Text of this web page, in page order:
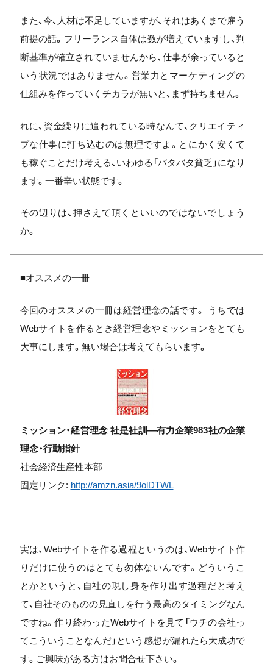
また、今、人材は不足していますが、それはあくまで雇う
前提の話。フリーランス自体は数が増えていますし、判
断基準が確立されていませんから、仕事が余っていると
いう状況ではありません。営業力とマーケティングの
仕組みを作っていくチカラが無いと、まず持ちません。
れに、資金繰りに追われている時なんて、クリエイティ
ブな仕事に打ち込むのは無理ですよ。とにかく安くて
も稼ぐことだけ考える、いわゆる「バタバタ貧乏」になり
ます。一番辛い状態です。
その辺りは、押さえて頂くといいのではないでしょう
か。
■オススメの一冊
今回のオススメの一冊は経営理念の話です。 うちでは
Webサイトを作るとき経営理念やミッションをとても
大事にします。無い場合は考えてもらいます。
ミッション・経営理念 社是社訓―有力企業983社の企業
理念・行動指針
社会経済生産性本部
固定リンク: http://amzn.asia/9olDTWL
実は、Webサイトを作る過程というのは、Webサイト作
りだけに使うのはとても勿体ないんです。どういうこ
とかというと、自社の現し身を作り出す過程だと考え
て、自社そのものの見直しを行う最高のタイミングなん
ですね。作り終わったWebサイトを見て「ウチの会社っ
てこういうことなんだ」という感想が漏れたら大成功で
す。ご興味がある方はお問合せ下さい。